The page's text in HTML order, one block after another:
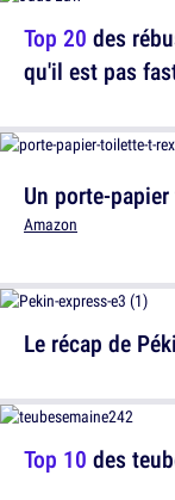
Un porte-
Amazon
Top 10 des
Top 20 des
qu'il est pas
Le récap de